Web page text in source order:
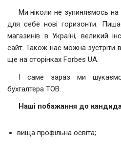
Ми ніколи не зупиняємось
для себе нові горизонти.
магазинів в Україні, великий
сайт. Також нас можна зустріти
ще на сторінках Forbes UA.
І саме зараз ми
бухгалтера ТОВ.
Наші побажання до
вища профільна освіта;